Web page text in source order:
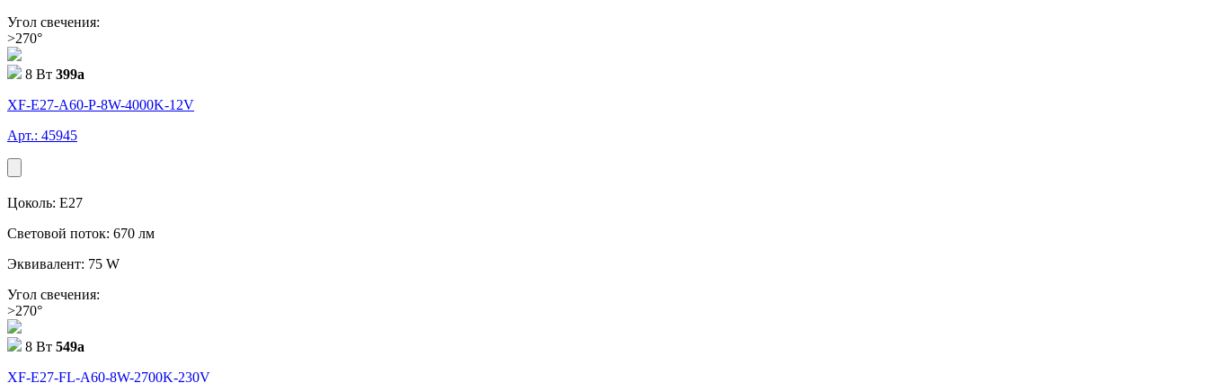
Угол свечения:
>270°
8 Вт 399a
XF-E27-A60-P-8W-4000K-12V
Арт.: 45945
Цоколь: E27
Световой поток: 670 лм
Эквивалент: 75 W
Угол свечения:
>270°
8 Вт 549a
XF-E27-FL-A60-8W-2700K-230V